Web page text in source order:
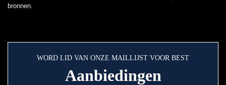
bronnen.
WORD LID VAN ONZE MAILLIJST VOOR BEST
Aanbiedingen